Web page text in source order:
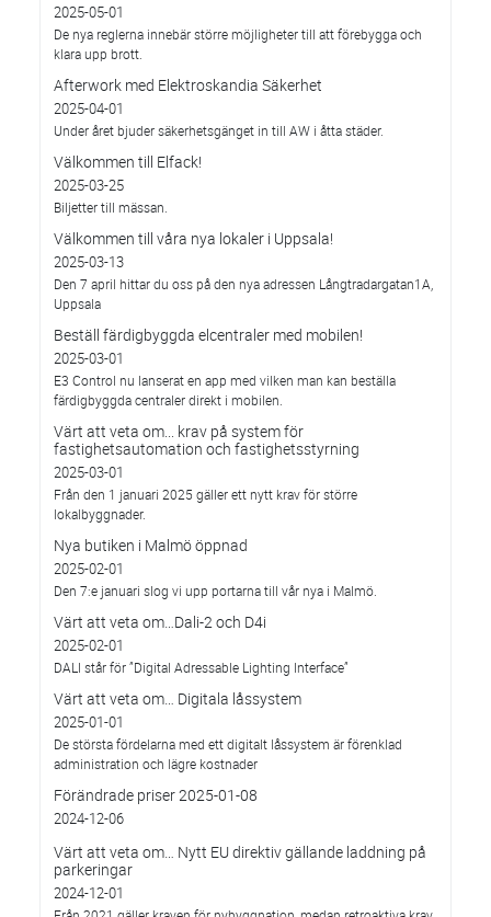
2025-05-01
De nya reglerna innebär större möjligheter till att förebygga och
klara upp brott.
Afterwork med Elektroskandia Säkerhet
2025-04-01
Under året bjuder säkerhetsgänget in till AW i åtta städer.
Välkommen till Elfack!
2025-03-25
Biljetter till mässan.
Välkommen till våra nya lokaler i Uppsala!
2025-03-13
Den 7 april hittar du oss på den nya adressen Långtradargatan1A,
Uppsala
Beställ färdigbyggda elcentraler med mobilen!
2025-03-01
E3 Control nu lanserat en app med vilken man kan beställa
färdigbyggda centraler direkt i mobilen.
Värt att veta om... krav på system för
fastighetsautomation och fastighetsstyrning
2025-03-01
Från den 1 januari 2025 gäller ett nytt krav för större
lokalbyggnader.
Nya butiken i Malmö öppnad
2025-02-01
Den 7:e januari slog vi upp portarna till vår nya i Malmö.
Värt att veta om…Dali-2 och D4i
2025-02-01
DALI står för ”Digital Adressable Lighting Interface”
Värt att veta om… Digitala låssystem
2025-01-01
De största fördelarna med ett digitalt låssystem är förenklad
administration och lägre kostnader
Förändrade priser 2025-01-08
2024-12-06
Värt att veta om… Nytt EU direktiv gällande laddning på
parkeringar
2024-12-01